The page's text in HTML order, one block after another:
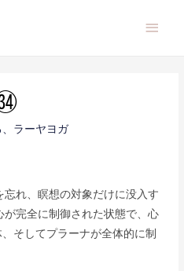
メ
ー
、 ラーヤヨガ
れ、瞑想の対象だけに没入す
完全に制御された状態で、心
そしてプラーナが全体的に制